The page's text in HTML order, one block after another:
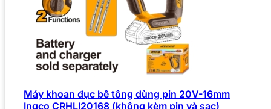
Máy khoan đục bê tông dùng pin 20V-16mm
Ingco CRHLI20168 (không kèm pin và sạc)